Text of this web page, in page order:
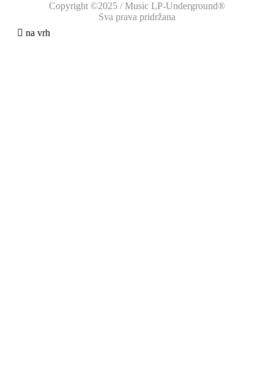
Copyright ©2025 / Music LP-Underground®
Sva prava pridržana
na vrh